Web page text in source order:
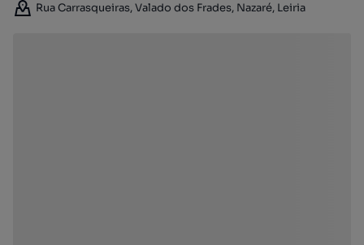
Rua Carrasqueiras, Valado dos Frades, Nazaré, Leiria